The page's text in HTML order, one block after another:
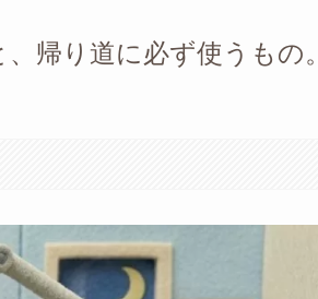
帰り道に必ず使うもの。